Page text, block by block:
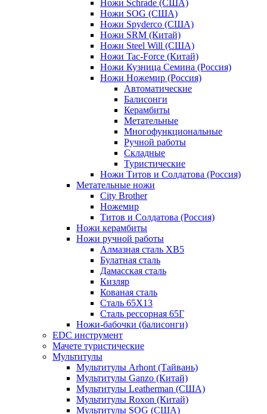
Ножи Schrade (США)
Ножи SOG (США)
Ножи Spyderco (США)
Ножи SRM (Китай)
Ножи Steel Will (США)
Ножи Tac-Force (Китай)
Ножи Кузница Семина (Россия)
Ножи Ножемир (Россия)
Автоматические
Балисонги
Керамбиты
Метательные
Многофункциональные
Ручной работы
Складные
Туристические
Ножи Титов и Солдатова (Россия)
Метательные ножи
City Brother
Ножемир
Титов и Солдатова (Россия)
Ножи керамбиты
Ножи ручной работы
Алмазная сталь ХВ5
Булатная сталь
Дамасская сталь
Кизляр
Кованая сталь
Сталь 65Х13
Сталь рессорная 65Г
Ножи-бабочки (балисонги)
EDC инструмент
Мачете туристические
Мультитулы
Мультитулы Arhont (Тайвань)
Мультитулы Ganzo (Китай)
Мультитулы Leatherman (США)
Мультитулы Roxon (Китай)
Мультитулы SOG (США)